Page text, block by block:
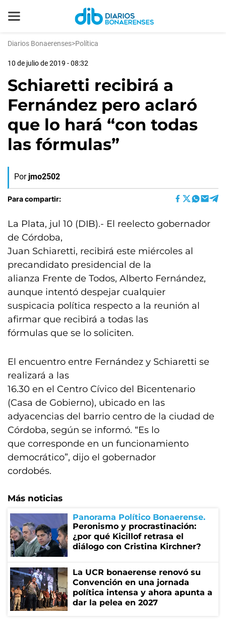
Diarios Bonaerenses>Política
10 de julio de 2019 - 08:32
Schiaretti recibirá a
Fernández pero aclaró
que lo hará “con todas
las fórmulas”
Por jmo2502
Para compartir:
La Plata, jul 10 (DIB).- El reelecto gobernador
de Córdoba,
Juan Schiaretti, recibirá este miércoles al
precandidato presidencial de la
alianza Frente de Todos, Alberto Fernández,
aunque intentó despejar cualquier
suspicacia política respecto a la reunión al
afirmar que recibirá a todas las
fórmulas que se lo soliciten.
El encuentro entre Fernández y Schiaretti se
realizará a las
16.30 en el Centro Cívico del Bicentenario
(Casa de Gobierno), ubicado en las
adyacencias del barrio centro de la ciudad de
Córdoba, según se informó. “Es lo
que corresponde en un funcionamiento
democrático”, dijo el gobernador
cordobés.
Más noticias
Panorama Político Bonaerense
Peronismo y procrastinación:
¿por qué Kicillof retrasa el
diálogo con Cristina Kirchner?
La UCR bonaerense renovó su
Convención en una jornada
política intensa y ahora apunta a
dar la pelea en 2027